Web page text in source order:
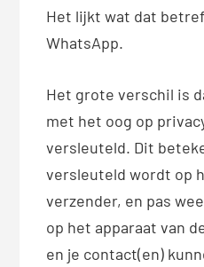
Het lijkt wat dat
WhatsApp.
Het grote verschil is
met het oog op
versleuteld. Dit
versleuteld wordt op
verzender, en pas
op het apparaat van
en je contact(en)